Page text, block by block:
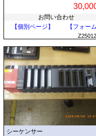
お問い合わせ
【個別ページ】
【フォーム
シーケンサー